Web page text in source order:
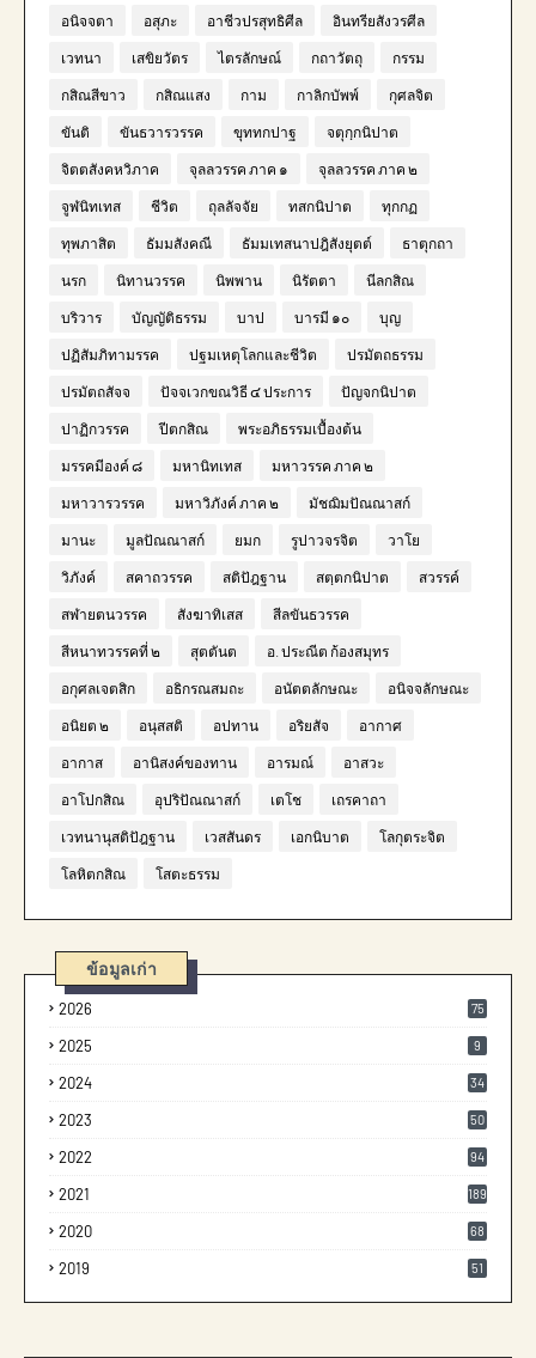
อนิจจตา อสุภะ อาชีวปรสุทธิศีล อินทรียสังวรศีล
เวทนา เสขิยวัตร ไตรลักษณ์ กถาวัตถุ กรรม
กสิณสีขาว กสิณแสง กาม กาลิกบัพพ์ กุศลจิต
ขันติ ขันธวารวรรค ขุททกปาฐ จตุกฺกนิปาต
จิตตสังคหวิภาค จุลลวรรค ภาค ๑ จุลลวรรค ภาค ๒
จูฬนิทเทส ชีวิต ถุลลัจจัย ทสกนิปาต ทุกกฏ
ทุพภาสิต ธัมมสังคณี ธัมมเทสนาปฎิสังยุตต์ ธาตุกถา
นรก นิทานวรรค นิพพาน นิรัตตา นีลกสิณ
บริวาร บัญญัติธรรม บาป บารมี ๑๐ บุญ
ปฏิสัมภิทามรรค ปฐมเหตุโลกและชีวิต ปรมัตถธรรม
ปรมัตถสัจจ ปัจจเวกขณวิธี ๔ ประการ ปัญจกนิปาต
ปาฏิกวรรค ปีตกสิณ พระอภิธรรมเบื้องต้น
มรรคมีองค์ ๘ มหานิทเทส มหาวรรค ภาค ๒
มหาวารวรรค มหาวิภังค์ ภาค ๒ มัชฌิมปัณณาสก์
มานะ มูลปัณณาสก์ ยมก รูปาวจรจิต วาโย
วิภังค์ สคาถวรรค สติปัฎฐาน สตฺตกนิปาต สวรรค์
สฬายตนวรรค สังฆาทิเสส สีลขันธวรรค
สีหนาทวรรคที่ ๒ สุตตันต อ. ประณีต ก้องสมุทร
อกุศลเจตสิก อธิกรณสมถะ อนัตตลักษณะ อนิจจลักษณะ
อนิยต ๒ อนุสสติ อปทาน อริยสัจ อากาศ
อากาส อานิสงค์ของทาน อารมณ์ อาสวะ
อาโปกสิณ อุปริปัณณาสก์ เตโช เถรคาถา
เวทนานุสติปัฎฐาน เวสสันดร เอกนิบาต โลกุตระจิต
โลหิตกสิณ โสตะธรรม
ข้อมูลเก่า
2026 75
2025 9
2024 34
2023 50
2022 94
2021 189
2020 68
2019 51